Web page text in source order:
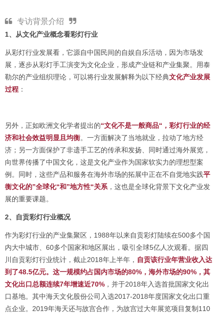
专访背景介绍
1、从文化产业概念看彩灯行业
从彩灯行业发展看，它源自中国民间的自娱自乐活动，因为市场发
展，逐步从彩灯手工演变为文化企业，形成产业链和产业集聚。用泰
勒尔的产业组织理论，可以将行业发展解释为以下经典文化产业发展
过程 ：
另外，正如欧洲文化学者提出的“文化不是一般商品“，彩灯行业的经
济和社会效益明显且均衡。一方面解决了当地就业，拉动了地方经
济；另一方面保护了非遗手工艺的传承和发扬、同时通过海外展览，
向世界传播了中国文化，这是文化产业作为国家软实力的理想型案
例。同时，这些产品和服务在海外市场的拓展中正在不自觉地实践平
衡文化的”全球化“和”地方性“关系 ，这也是全球化背景下文化产业发
展的重要课题。
2、自贡彩灯行业概况
作为彩灯行业的产业集聚区，1988年以来自贡彩灯陆续在500多个国
内大中城市、60多个国家和地区展出，吸引全球5亿人次观看。据四
川自贡彩灯行业统计，截止2018年上半年， 自贡该行业年营业收入达
到了48.5亿元。这一规模约占国内市场的80%，海外市场的90%，其
文化出口总额连续7年增速近70% ，并于2018年入选首批国家文化出
口基地。其中海天文化股份公司入选2017-2018年度国家文化出口重
点企业。2019年海天还与故宫合作，为故宫过大年展览项目复制110